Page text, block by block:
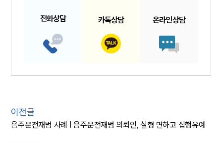
전화상담 카톡상담 온라인상담
이전글
음주운전재범 사례 | 음주운전재범 의뢰인, 실형 면하고 집행유예